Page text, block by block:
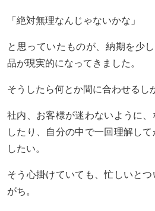
「絶対無理なんじゃないかな」
と思っていたものが、納期を少
品が現実的になってきました。
そうしたら何とか間に合わせるし
社内、お客様が迷わないように
したり、自分の中で一回理解し
したい。
そう心掛けていても、忙しいと
がち。